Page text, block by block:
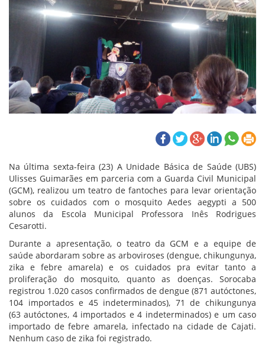
Na última sexta-feira (23) A Unidade Básica de Saúde (UBS)
Ulisses Guimarães em parceria com a Guarda Civil Municipal
(GCM), realizou um teatro de fantoches para levar orientação
sobre os cuidados com o mosquito Aedes aegypti a 500
alunos da Escola Municipal Professora Inês Rodrigues
Cesarotti.
Durante a apresentação, o teatro da GCM e a equipe de
saúde abordaram sobre as arboviroses (dengue, chikungunya,
zika e febre amarela) e os cuidados pra evitar tanto a
proliferação do mosquito, quanto as doenças. Sorocaba
registrou 1.020 casos confirmados de dengue (871 autóctones,
104 importados e 45 indeterminados), 71 de chikungunya
(63 autóctones, 4 importados e 4 indeterminados) e um caso
importado de febre amarela, infectado na cidade de Cajati.
Nenhum caso de zika foi registrado.